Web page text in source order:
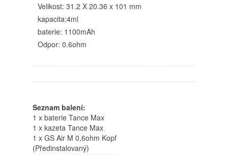
Velikost: 31.2 X 20.36 x 101 mm
kapacita:4ml
baterie: 1100mAh
Odpor: 0.6ohm
Seznam balení:
1 x baterie Tance Max
1 x kazeta Tance Max
1 x GS Air M 0,6ohm Kopf
(Předinstalovaný)